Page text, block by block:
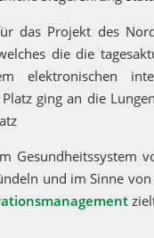
das Projekt des
die die
elektronischen
ging an die
Gesundheitssystem
und im Sinne